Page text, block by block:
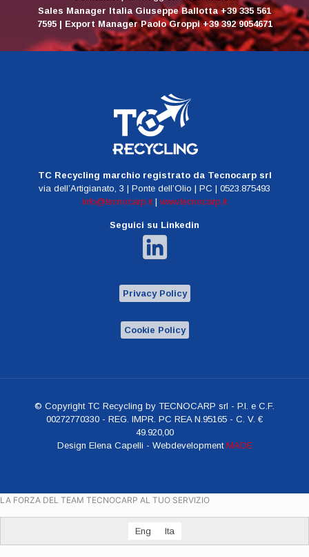
Sales Manager Italia Giuseppe Ballotta +39 335 561
7595 | Export Manager Paolo Groppi +39 392 9054671
TC Recycling marchio registrato da Tecnocarp srl
via dell’Artigianato, 3 | Ponte dell’Olio | PC | 0523.875493
info@tecnocarp.it| www.tecnocarp.it
Seguici su Linkedin
Privacy Policy
Cookie Policy
© Copyright TC Recycling by TECNOCARP srl - P.I. e C.F.
00272770330 - REG. IMPR. PC REA N.95165 - C. V. €
49.920,00
Design Elena Capelli - Webdevelopment MADE
LA FORZA DEL TEAM TECNOCARP AL TUO SERVIZIO
Eng Ita